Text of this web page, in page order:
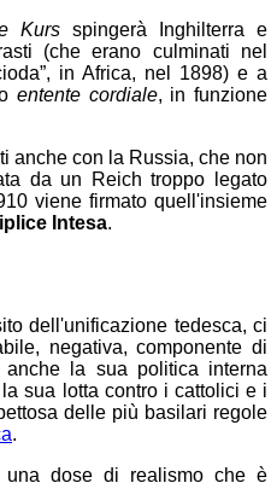
Kurs spingerà Inghilterra e
(che erano culminati nel
in Africa, nel 1898) e a
entente cordiale, in funzione
anche con la Russia, che non
da un Reich troppo legato
viene firmato quell'insieme
Intesa.
dell'unificazione tedesca, ci
negativa, componente di
la sua politica interna
sua lotta contro i cattolici e i
delle più basilari regole
.
dose di realismo che è